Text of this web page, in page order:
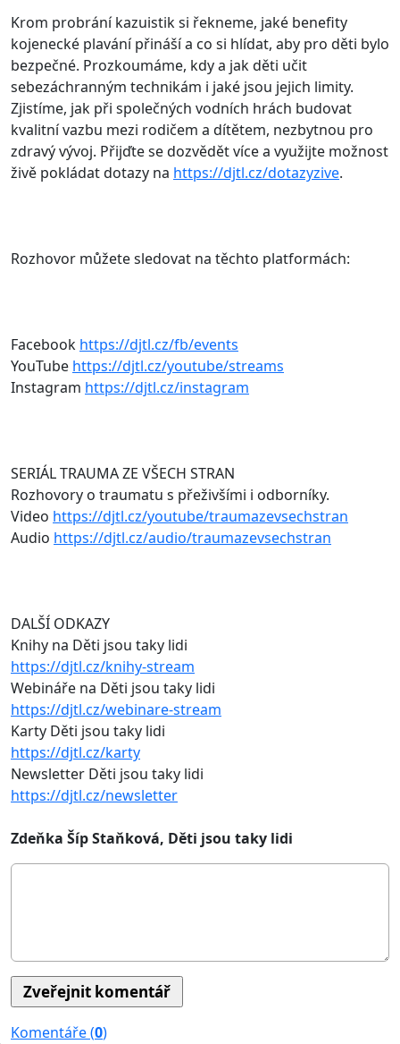
Krom probrání kazuistik si řekneme, jaké benefity
kojenecké plavání přináší a co si hlídat, aby pro děti bylo
bezpečné. Prozkoumáme, kdy a jak děti učit
sebezáchranným technikám i jaké jsou jejich limity.
Zjistíme, jak při společných vodních hrách budovat
kvalitní vazbu mezi rodičem a dítětem, nezbytnou pro
zdravý vývoj. Přijďte se dozvědět více a využijte možnost
živě pokládat dotazy na https://djtl.cz/dotazyzive.
Rozhovor můžete sledovat na těchto platformách:
Facebook https://djtl.cz/fb/events
YouTube https://djtl.cz/youtube/streams
Instagram https://djtl.cz/instagram
SERIÁL TRAUMA ZE VŠECH STRAN
Rozhovory o traumatu s přeživšími i odborníky.
Video https://djtl.cz/youtube/traumazevsechstran
Audio https://djtl.cz/audio/traumazevsechstran
DALŠÍ ODKAZY
Knihy na Děti jsou taky lidi
https://djtl.cz/knihy-stream
Webináře na Děti jsou taky lidi
https://djtl.cz/webinare-stream
Karty Děti jsou taky lidi
https://djtl.cz/karty
Newsletter Děti jsou taky lidi
https://djtl.cz/newsletter
Zdeňka Šíp Staňková, Děti jsou taky lidi
Komentáře (0)